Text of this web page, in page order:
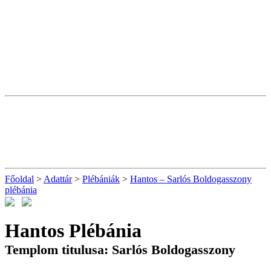
Főoldal > Adattár> Plébániák > Hantos – Sarlós Boldogasszony
plébánia
Hantos Plébánia
Templom titulusa: Sarlós Boldogasszony